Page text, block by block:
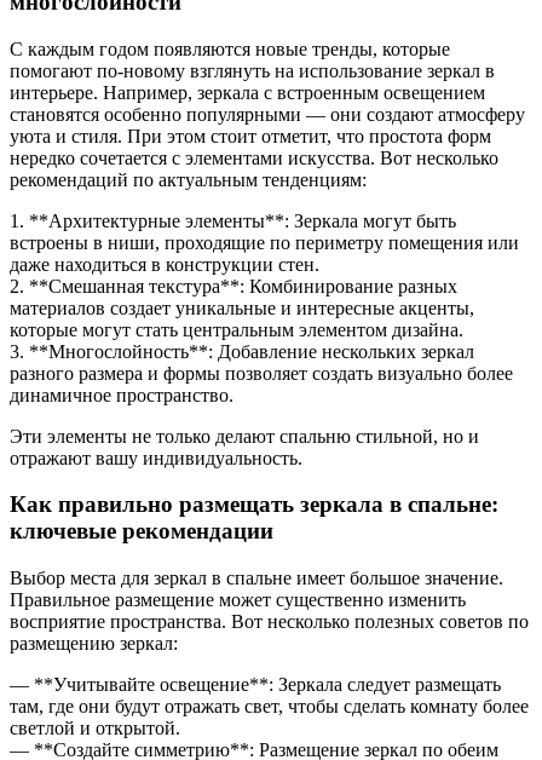
С каждым годом появляются новые тренды, которые
помогают по-новому взглянуть на использование зеркал в
интерьере. Например, зеркала с встроенным освещением
становятся особенно популярными — они создают атмосферу
уюта и стиля. При этом стоит отметит, что простота форм
нередко сочетается с элементами искусства. Вот несколько
рекомендаций по актуальным тенденциям:
1. **Архитектурные элементы**: Зеркала могут быть
встроены в ниши, проходящие по периметру помещения или
даже находиться в конструкции стен.
2. **Смешанная текстура**: Комбинирование разных
материалов создает уникальные и интересные акценты,
которые могут стать центральным элементом дизайна.
3. **Многослойность**: Добавление нескольких зеркал
разного размера и формы позволяет создать визуально более
динамичное пространство.
Эти элементы не только делают спальню стильной, но и
отражают вашу индивидуальность.
Как правильно размещать зеркала в спальне:
ключевые рекомендации
Выбор места для зеркал в спальне имеет большое значение.
Правильное размещение может существенно изменить
восприятие пространства. Вот несколько полезных советов по
размещению зеркал:
— **Учитывайте освещение**: Зеркала следует размещать
там, где они будут отражать свет, чтобы сделать комнату более
светлой и открытой.
— **Создайте симметрию**: Размещение зеркал по обеим